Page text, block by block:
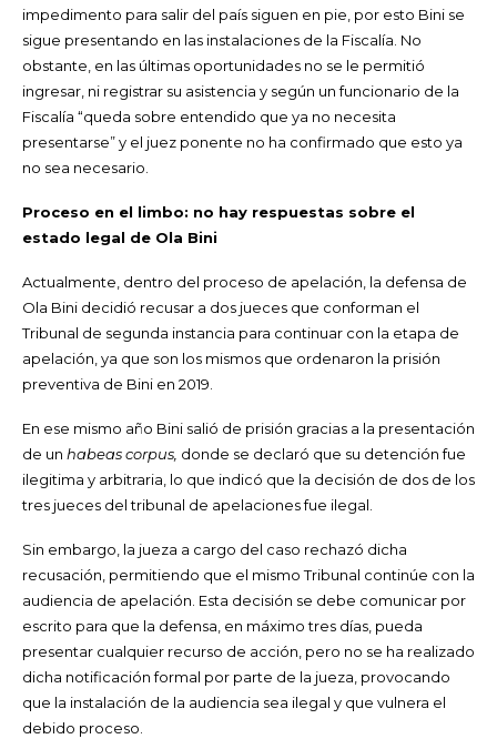
impedimento para salir del país siguen en pie, por esto Bini se
sigue presentando en las instalaciones de la Fiscalía. No
obstante, en las últimas oportunidades no se le permitió
ingresar, ni registrar su asistencia y según un funcionario de la
Fiscalía “queda sobre entendido que ya no necesita
presentarse” y el juez ponente no ha confirmado que esto ya
no sea necesario.
Proceso en el limbo: no hay respuestas sobre el
estado legal de Ola Bini
Actualmente, dentro del proceso de apelación, la defensa de
Ola Bini decidió recusar a dos jueces que conforman el
Tribunal de segunda instancia para continuar con la etapa de
apelación, ya que son los mismos que ordenaron la prisión
preventiva de Bini en 2019.
En ese mismo año Bini salió de prisión gracias a la presentación
de un habeas corpus, donde se declaró que su detención fue
ilegitima y arbitraria, lo que indicó que la decisión de dos de los
tres jueces del tribunal de apelaciones fue ilegal.
Sin embargo, la jueza a cargo del caso rechazó dicha
recusación, permitiendo que el mismo Tribunal continúe con la
audiencia de apelación. Esta decisión se debe comunicar por
escrito para que la defensa, en máximo tres días, pueda
presentar cualquier recurso de acción, pero no se ha realizado
dicha notificación formal por parte de la jueza, provocando
que la instalación de la audiencia sea ilegal y que vulnera el
debido proceso.